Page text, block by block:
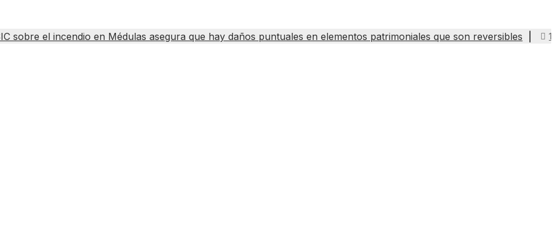
sobre el incendio en Médulas asegura que hay daños puntuales en elementos patrimoniales que son reversibles